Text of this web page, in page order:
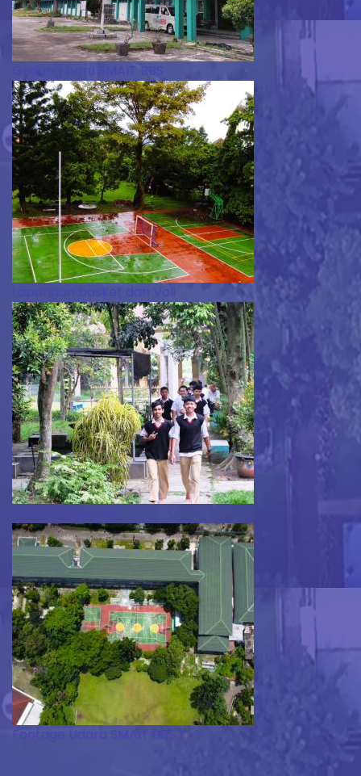
Gedung baru SMAIT BBS
Lapangan basket dan Voli
Sekolah Hijau Asri
Footage Udara SMAIT BBS 1